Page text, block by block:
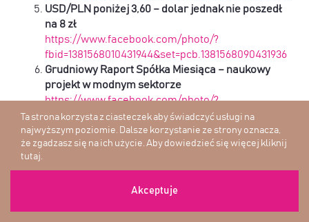
USD/PLN poniżej 3,60 – dolar jednak nie poszedł
na 8 zł
https://www.facebook.com/photo/?
fbid=1381568010431944&set=pcb.1381568090431936
Grudniowy Raport Spółka Miesiąca – naukowy
projekt w modnym sektorze
https://www.facebook.com/photo/?
fbid=1381837920404953&set=pcb.1381838000404945
Najlepsze filmy o inwestowaniu i finansach na
święta
Wiersz o Wall Street – slajdy kontra
Ta strona korzysta z ciasteczek aby świadczyć usługi na
najwyższym poziomie. Dalsze korzystanie ze strony oznacza,
że zgadzasz się na ich użycie. Aby dowiedzieć się więcej kliknij
tutaj.
Akceptuje